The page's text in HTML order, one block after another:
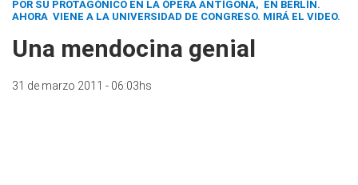
POR SU PROTAGÓNICO EN LA ÓPERA ANTÍGONA, EN BERLÍN.
AHORA VIENE A LA UNIVERSIDAD DE CONGRESO. MIRÁ EL VIDEO.
Una mendocina genial
31 de marzo 2011 - 06:03hs